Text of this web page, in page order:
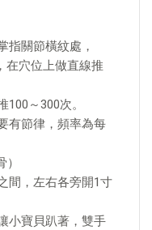
指關節橫紋處，
在穴位上做直線推
～300次。
有節律，頻率為每
間，左右各旁開1寸
小寶貝趴著，雙手